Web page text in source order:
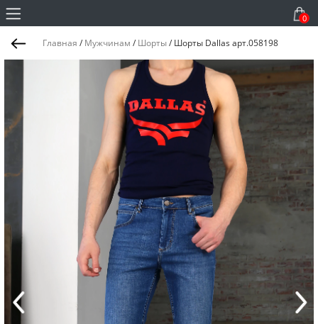
0
Главная / Мужчинам / Шорты/ Шорты Dallas арт.058198